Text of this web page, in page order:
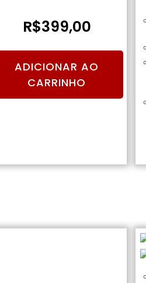
R$399,00
ADICIONAR AO
CARRINHO